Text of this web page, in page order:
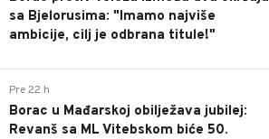
sa Bjelorusima: "Imamo najviše
ambicije, cilj je odbrana titule!"
Pre 22 h
Borac u Mađarskoj obilježava jubilej:
Revanš sa ML Vitebskom biće 50.